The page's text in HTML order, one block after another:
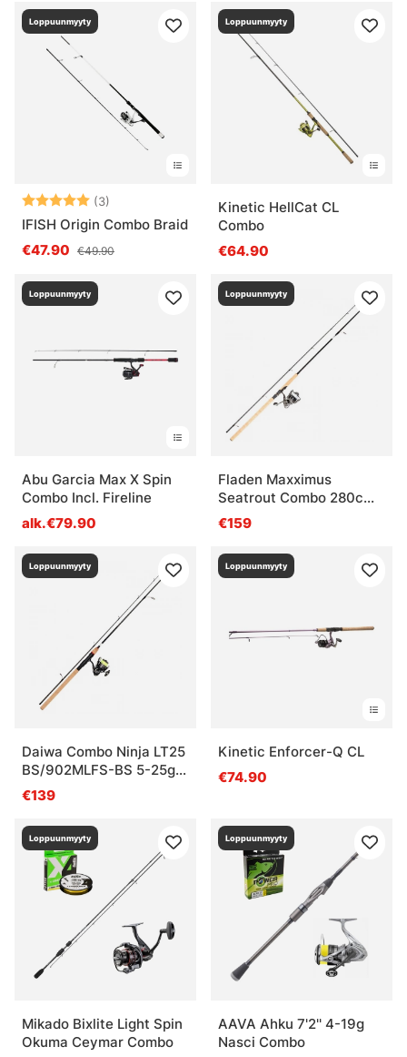
Loppuunmyyty
Arvio: (3)
5.0 5:sta tähdestä
IFISH Origin Combo Braid
€47.90 €49.90
Loppuunmyyty
Kinetic HellCat CL
Combo
€64.90
Loppuunmyyty
Abu Garcia Max X Spin
Combo Incl. Fireline
alk.€79.90
Loppuunmyyty
Fladen Maxximus
Seatrout Combo 280cm
10-38G
€159
Loppuunmyyty
Daiwa Combo Ninja LT25
BS/902MLFS-BS 5-25g
PMC
€139
Loppuunmyyty
Kinetic Enforcer-Q CL
€74.90
Loppuunmyyty
Mikado Bixlite Light Spin
Okuma Ceymar Combo
Loppuunmyyty
AAVA Ahku 7'2'' 4-19g
Nasci Combo